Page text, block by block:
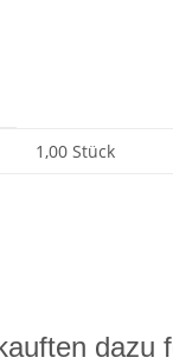
1,00 Stück
dazu